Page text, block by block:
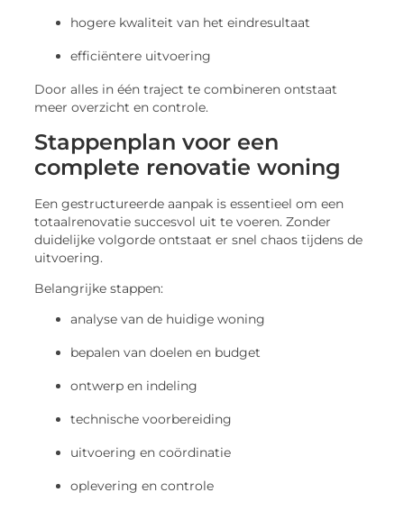
hogere kwaliteit van het eindresultaat
efficiëntere uitvoering
Door alles in één traject te combineren ontstaat
meer overzicht en controle.
Stappenplan voor een
complete renovatie woning
Een gestructureerde aanpak is essentieel om een
totaalrenovatie succesvol uit te voeren. Zonder
duidelijke volgorde ontstaat er snel chaos tijdens de
uitvoering.
Belangrijke stappen:
analyse van de huidige woning
bepalen van doelen en budget
ontwerp en indeling
technische voorbereiding
uitvoering en coördinatie
oplevering en controle